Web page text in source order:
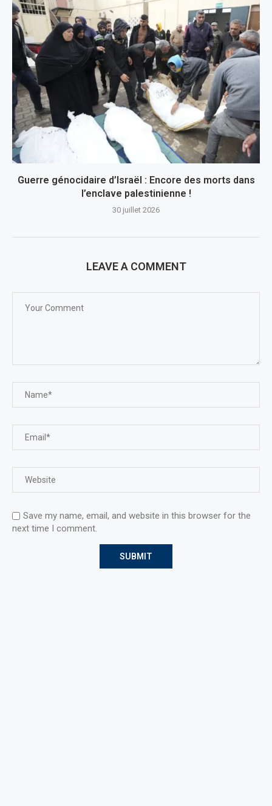
Guerre génocidaire d’Israël : Encore des morts dans
l’enclave palestinienne !
30 juillet 2026
LEAVE A COMMENT
Save my name, email, and website in this browser for the
next time I comment.